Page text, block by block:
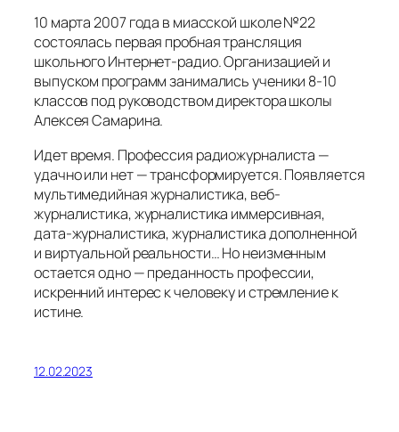
10 марта 2007 года в миасской школе №22
состоялась первая пробная трансляция
школьного Интернет-радио. Организацией и
выпуском программ занимались ученики 8-10
классов под руководством директора школы
Алексея Самарина.
Идет время. Профессия радиожурналиста —
удачно или нет — трансформируется. Появляется
мультимедийная журналистика, веб-
журналистика, журналистика иммерсивная,
дата-журналистика, журналистика дополненной
и виртуальной реальности… Но неизменным
остается одно — преданность профессии,
искренний интерес к человеку и стремление к
истине.
12.02.2023